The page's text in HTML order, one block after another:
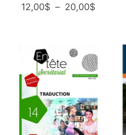
12,00$ – 20,00$Plage
à
20,00$